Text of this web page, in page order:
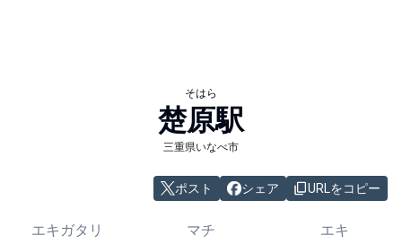
そはら
楚原駅
三重県いなべ市
ポスト シェア URLをコピー
エキガタリ マチ エキ